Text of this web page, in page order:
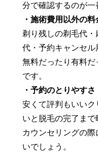
分で確認するのが一
・施術費用以外の
剃り残しの剃毛代
代・予約キャンセ
無料だったり有料
です。
・予約のとりやすさ
安くて評判もいいク
いと脱毛の完了まで
カウンセリングの
いでしょう。